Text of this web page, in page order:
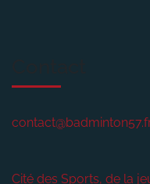
Cité des Sports, de la